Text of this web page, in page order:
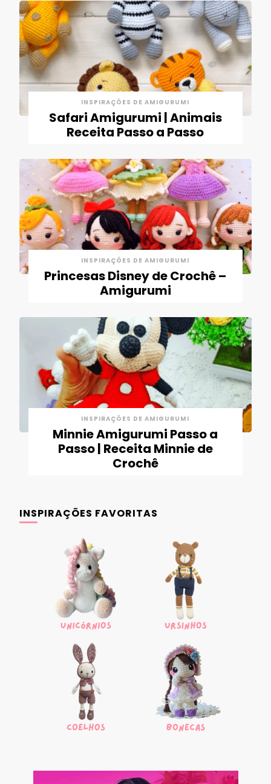
INSPIRAÇÕES DE AMIGURUMI
Safari Amigurumi | Animais
Receita Passo a Passo
INSPIRAÇÕES DE AMIGURUMI
Princesas Disney de Crochê –
Amigurumi
INSPIRAÇÕES DE AMIGURUMI
Minnie Amigurumi Passo a
Passo | Receita Minnie de
Crochê
INSPIRAÇÕES FAVORITAS